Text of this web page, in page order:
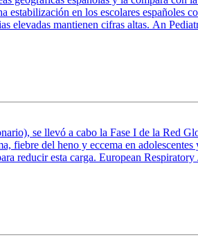
estabilización en los escolares españoles
elevadas mantienen cifras altas. An
se llevó a cabo la Fase I de la Red
del heno y eccema en
reducir esta carga. European